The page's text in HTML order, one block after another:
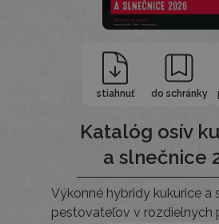
stiahnuť do schránky
Katalóg osív
a slnečnice
Výkonné hybridy kukurice a
pestovateľov v rozdielnych